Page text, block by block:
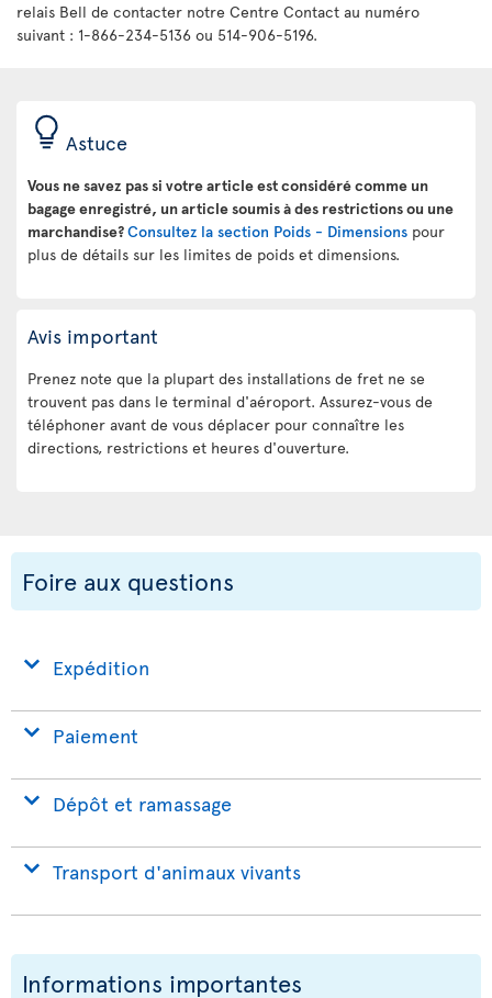
relais Bell de contacter notre Centre Contact au numéro
suivant : 1-866-234-5136 ou 514-906-5196.
Astuce
Vous ne savez pas si votre article est considéré comme un
bagage enregistré, un article soumis à des restrictions ou une
marchandise?Consultez la section Poids - Dimensions pour
plus de détails sur les limites de poids et dimensions.
Avis important
Prenez note que la plupart des installations de fret ne se
trouvent pas dans le terminal d'aéroport. Assurez-vous de
téléphoner avant de vous déplacer pour connaître les
directions, restrictions et heures d'ouverture.
Foire aux questions
Expédition
Paiement
Dépôt et ramassage
Transport d'animaux vivants
Informations importantes